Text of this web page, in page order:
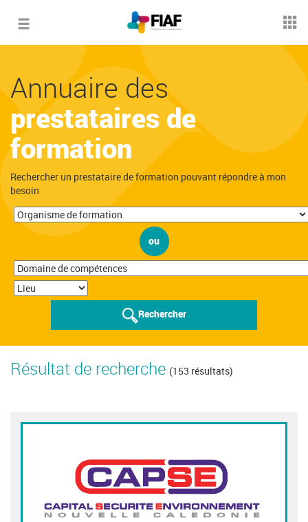
Toggle
Annuaire des
prestataires de
formation
Rechercher un prestataire de formation pouvant répondre à mon
besoin
ou
Rechercher
Résultat de recherche (153 résultats)